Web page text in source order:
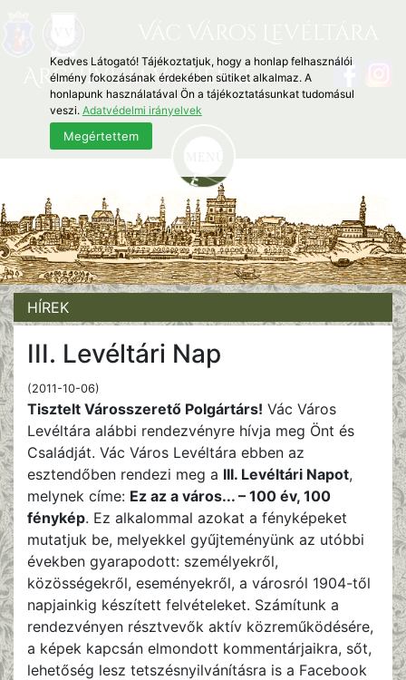
Archivum Vaciense
HÍREK
III. Levéltári Nap
(2011-10-06)
Tisztelt Városszerető Polgártárs! Vác Város
Levéltára alábbi rendezvényre hívja meg Önt és
Családját. Vác Város Levéltára ebben az
esztendőben rendezi meg a III. Levéltári Napot,
melynek címe: Ez az a város... – 100 év, 100
fénykép. Ez alkalommal azokat a fényképeket
mutatjuk be, melyekkel gyűjteményünk az utóbbi
években gyarapodott: személyekről,
közösségekről, eseményekről, a városról 1904-től
napjainkig készített felvételeket. Számítunk a
rendezvényen résztvevők aktív közreműködésére,
a képek kapcsán elmondott kommentárjaikra, sőt,
lehetőség lesz tetszésnyilvánításra is a Facebook
Kedves Látogató! Tájékoztatjuk, hogy a honlap felhasználói
élmény fokozásának érdekében sütiket alkalmaz. A
honlapunk használatával Ön a tájékoztatásunkat tudomásul
veszi. Adatvédelmi irányelvek
Megértettem